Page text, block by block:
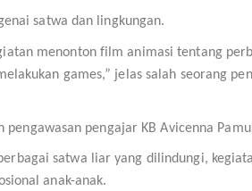
satwa dan lingkungan.
menonton film animasi tentang
games,” jelas salah seorang
pengajar KB Avicenna
satwa liar yang dilindungi,
anak-anak.